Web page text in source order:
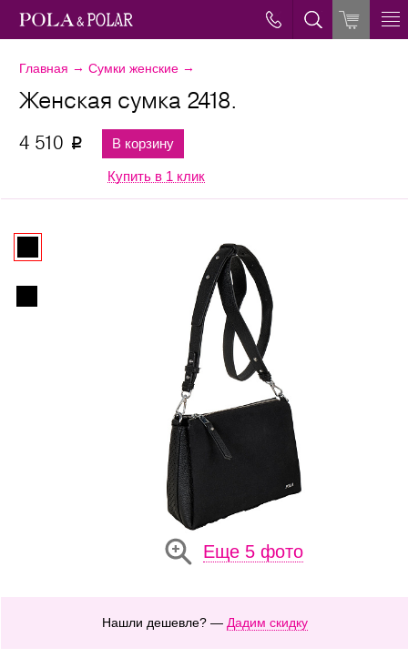
Главная → Сумки женские →
Еще 5 фото
Женская сумка 2418.
4 510 p В корзину
Купить в 1 клик
Нашли дешевле? — Дадим скидку